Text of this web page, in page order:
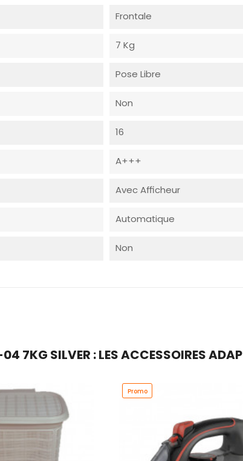
Frontale
7 Kg
Pose Libre
Non
16
A+++
Avec Afficheur
Automatique
Non
7KG SILVER : LES ACCESSOIRES
Promo